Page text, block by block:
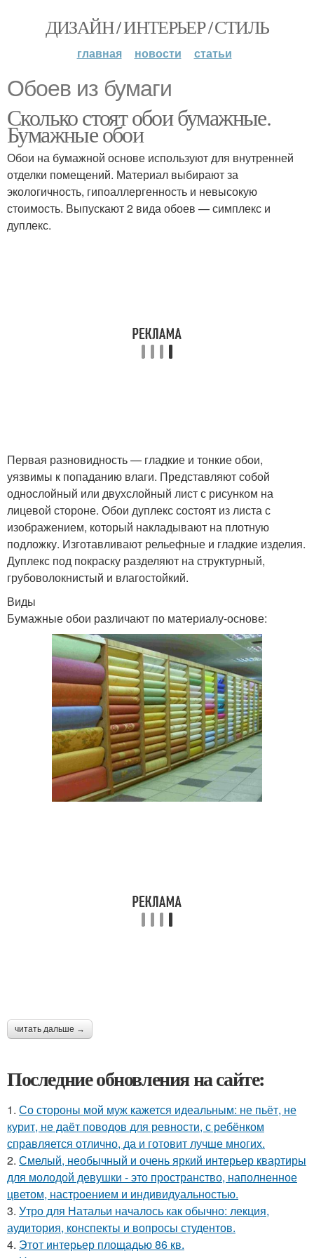
ДИЗАЙН / ИНТЕРЬЕР / СТИЛЬ
главная новости статьи
Обоев из бумаги
Сколько стоят обои бумажные.
Бумажные обои
Обои на бумажной основе используют для внутренней
отделки помещений. Материал выбирают за
экологичность, гипоаллергенность и невысокую
стоимость. Выпускают 2 вида обоев — симплекс и
дуплекс.
Первая разновидность — гладкие и тонкие обои,
уязвимы к попаданию влаги. Представляют собой
однослойный или двухслойный лист с рисунком на
лицевой стороне. Обои дуплекс состоят из листа с
изображением, который накладывают на плотную
подложку. Изготавливают рельефные и гладкие изделия.
Дуплекс под покраску разделяют на структурный,
грубоволокнистый и влагостойкий.
Виды
Бумажные обои различают по материалу-основе:
читать дальше →
Последние обновления на сайте:
1. Со стороны мой муж кажется идеальным: не пьёт, не
курит, не даёт поводов для ревности, с ребёнком
справляется отлично, да и готовит лучше многих.
2. Смелый, необычный и очень яркий интерьер квартиры
для молодой девушки - это пространство, наполненное
цветом, настроением и индивидуальностью.
3. Утро для Натальи началось как обычно: лекция,
аудитория, конспекты и вопросы студентов.
4. Этот интерьер площадью 86 кв.